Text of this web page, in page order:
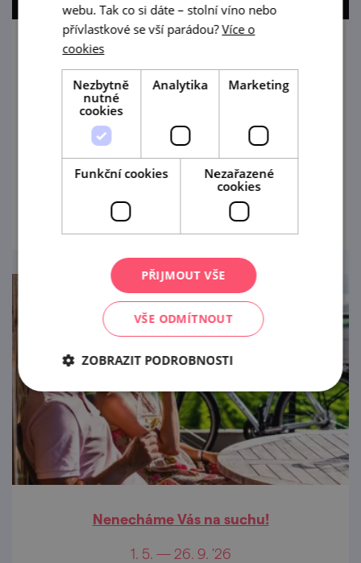
Hudební odpoledne ve Vrbovci
30. 8. '26
Užít si letní odpoledne, poslechnout si
známé melodie a nasát pravou venkovskou
atmosféru můžete poslední srpnovou neděli
ve Vrbovci.
prohlédnout
Nenecháme Vás na suchu!
1. 5. — 26. 9. '26
webu. Tak co si dáte – stolní víno nebo
přívlastkové se vší parádou?Více o
cookies
Nezbytně
nutné
cookies
Analytika Marketing
Funkční cookies
Nezařazené
cookies
PŘIJMOUT VŠE
VŠE ODMÍTNOUT
ZOBRAZIT PODROBNOSTI